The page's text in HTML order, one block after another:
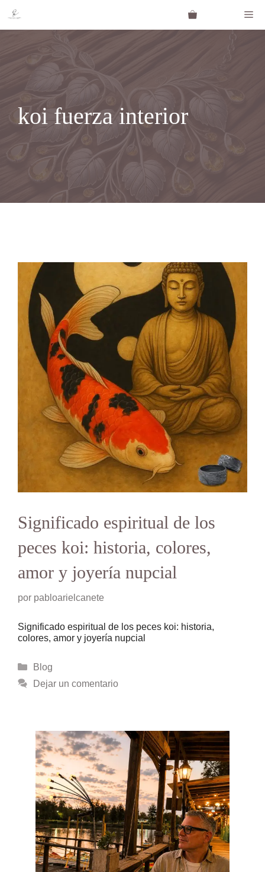
contenido
koi fuerza interior
Significado espiritual de los
peces koi: historia, colores,
amor y joyería nupcial
por pabloarielcanete
Significado espiritual de los peces koi: historia,
colores, amor y joyería nupcial
Categorías
Blog
Dejar un comentario